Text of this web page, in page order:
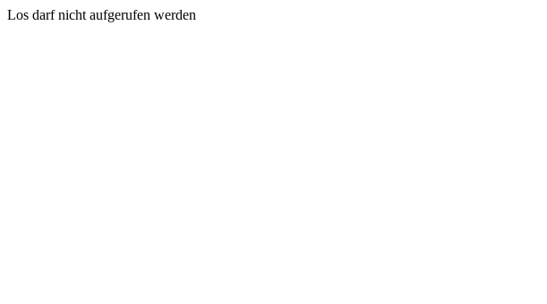
Los darf nicht aufgerufen werden